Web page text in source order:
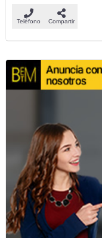
Teléfono Compartir